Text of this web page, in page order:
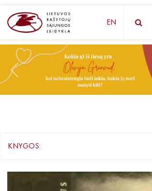
KNYGŲ DĖŽUTĖ - STAIGMENA
Grožinė literatūra
Knygos su autografais
EN
KNYGOS:
Grožinė literatūra